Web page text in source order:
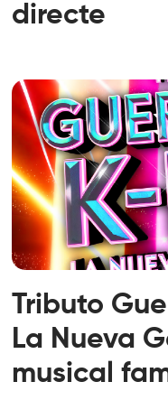
directe
Tributo
La Nueva
musical